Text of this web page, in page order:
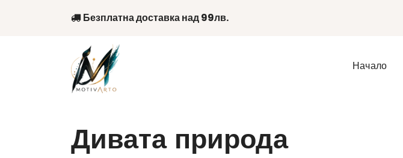
Безплатна доставка над 99лв.
Начало
Дивата природа